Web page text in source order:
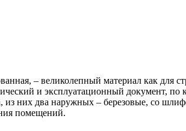
– великолепный материал как для
и эксплуатационный документ, по
них два наружных – березовые, со
помещений.